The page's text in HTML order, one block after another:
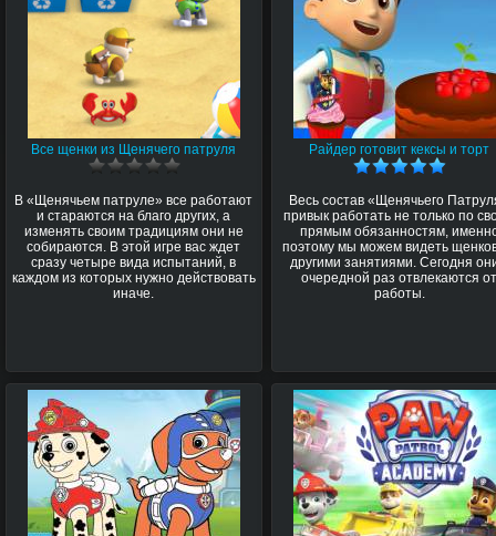
Все щенки из Щенячего патруля
В «Щенячьем патруле» все работают
и стараются на благо других, а
изменять своим традициям они не
собираются. В этой игре вас ждет
сразу четыре вида испытаний, в
каждом из которых нужно действовать
иначе.
Райдер готовит кексы и торт
Весь состав «Щенячьего
привык работать не только по
прямым обязанностям,
поэтому мы можем видеть
другими занятиями. Сегодня
очередной раз отвлекаются
работы.